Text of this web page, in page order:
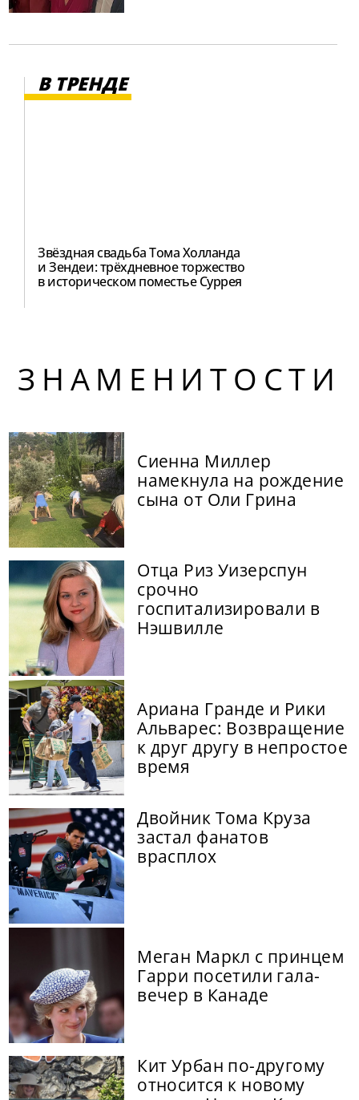
В ТРЕНДЕ
Звёздная свадьба Тома Холланда
и Зендеи: трёхдневное торжество
в историческом поместье Суррея
ЗНАМЕНИТОСТИ
Сиенна Миллер
намекнула на рождение
сына от Оли Грина
Отца Риз Уизерспун
срочно
госпитализировали в
Нэшвилле
Ариана Гранде и Рики
Альварес: Возвращение
к друг другу в непростое
время
Двойник Тома Круза
застал фанатов
врасплох
Меган Маркл с принцем
Гарри посетили гала-
вечер в Канаде
Кит Урбан по-другому
относится к новому